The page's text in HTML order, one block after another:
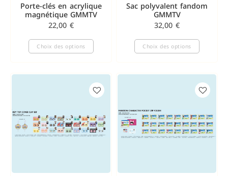
Porte-clés en acrylique
magnétique GMMTV
22,00 €
Choix des options
Sac polyvalent fandom
GMMTV
32,00 €
Choix des options